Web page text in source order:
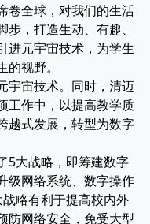
卷全球，对我们的生活
，打造生动、有趣、
进元宇宙技术，为学生
视野。
宇宙技术。同时，清迈
工作中，以提高教学质
越式发展，转型为数字
5大战略，即筹建数字
级网络系统、数字操作
略有利于提高校内外
防网络安全，免受大型